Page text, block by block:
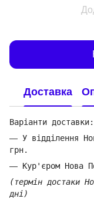
Доставка
Варіанти доставки:
— У відділення
грн.
— Кур'єром Нова
(термін достаки
дні)